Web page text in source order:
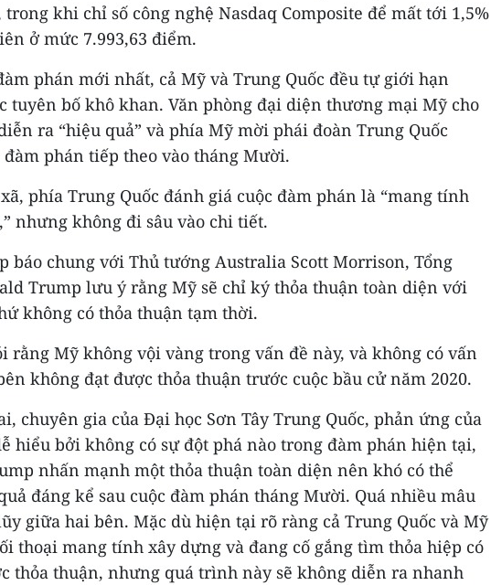
trong khi chỉ số công nghệ Nasdaq Composite để mất tới 1,5%
ở mức 7.993,63 điểm.
phán mới nhất, cả Mỹ và Trung Quốc đều tự giới hạn
tuyên bố khô khan. Văn phòng đại diện thương mại Mỹ cho
ra “hiệu quả” và phía Mỹ mời phái đoàn Trung Quốc
phán tiếp theo vào tháng Mười.
phía Trung Quốc đánh giá cuộc đàm phán là “mang tính
nhưng không đi sâu vào chi tiết.
báo chung với Thủ tướng Australia Scott Morrison, Tổng
Trump lưu ý rằng Mỹ sẽ chỉ ký thỏa thuận toàn diện với
không có thỏa thuận tạm thời.
rằng Mỹ không vội vàng trong vấn đề này, và không có vấn
không đạt được thỏa thuận trước cuộc bầu cử năm 2020.
chuyên gia của Đại học Sơn Tây Trung Quốc, phản ứng của
hiểu bởi không có sự đột phá nào trong đàm phán hiện tại,
nhấn mạnh một thỏa thuận toàn diện nên khó có thể
đáng kể sau cuộc đàm phán tháng Mười. Quá nhiều mâu
giữa hai bên. Mặc dù hiện tại rõ ràng cả Trung Quốc và Mỹ
thoại mang tính xây dựng và đang cố gắng tìm thỏa hiệp có
thỏa thuận, nhưng quá trình này sẽ không diễn ra nhanh